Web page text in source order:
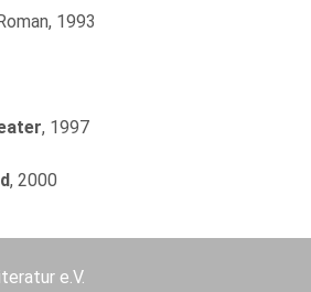
1993
, 1997
, 2000
e.V.